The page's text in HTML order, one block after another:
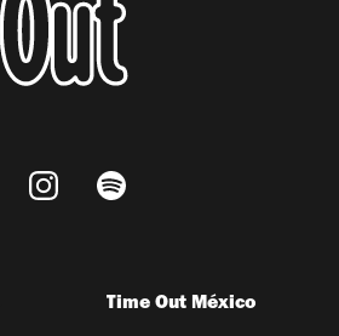
Time Out México